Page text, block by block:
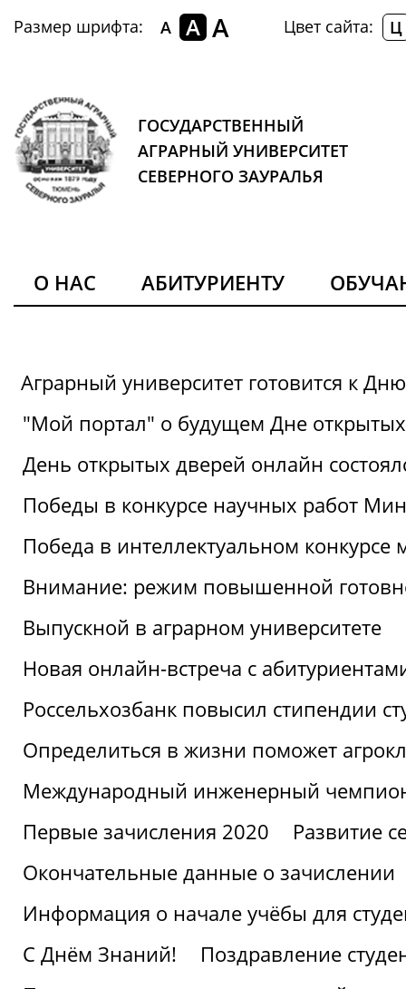
Размер шрифта: A A A Цвет сайта: Ц
ГОСУДАРСТВЕННЫЙ
АГРАРНЫЙ УНИВЕРСИТЕТ
СЕВЕРНОГО ЗАУРАЛЬЯ
О НАС АБИТУРИЕНТУ
Аграрный университет готовится к
"Мой портал" о будущем Дне
День открытых дверей онлайн
Победы в конкурсе научных работ
Победа в интеллектуальном конкурсе
Внимание: режим повышенной
Выпускной в аграрном университете
Новая онлайн-встреча с
Россельхозбанк повысил стипендии
Определиться в жизни поможет
Международный инженерный
Первые зачисления 2020
Развитие
Окончательные данные о зачислении
Информация о начале учёбы для
С Днём Знаний!
Поздравление